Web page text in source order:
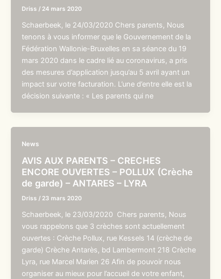
Driss / 24 mars 2020
Schaerbeek, le 24/03/2020 Chers parents, Nous
tenons à vous informer que le Gouvernement de la
Fédération Wallonie-Bruxelles en sa séance du 19
mars 2020 dans le cadre lié au coronavirus, a pris
des mesures d’application jusqu’au 5 avril ayant un
impact sur votre facturation. L’une d’entre elle est la
décision suivante : « Les parents qui ne
News
AVIS AUX PARENTS – CRECHES
ENCORE OUVERTES – POLLUX (Crèche
de garde) – ANTARES – LYRA
Driss / 23 mars 2020
Schaerbeek, le 23/03/2020 Chers parents, Nous
vous rappelons que 3 crèches sont actuellement
ouvertes : Crèche Pollux, rue Kessels 14 (crèche de
garde) Crèche Antarès, bd Lambermont 218 Crèche
Lyra, rue Marcel Marien 26 Afin de pouvoir nous
organiser au mieux pour l’accueil de votre enfant,